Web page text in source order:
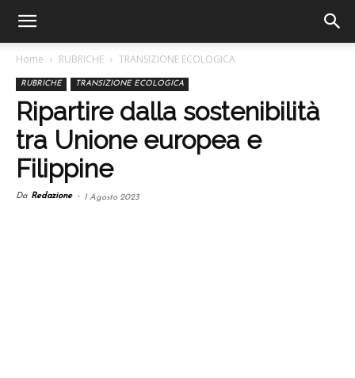
Home RUBRICHE TRANSIZIONE ECOLOGICA
RUBRICHE TRANSIZIONE ECOLOGICA
Ripartire dalla sostenibilità
tra Unione europea e
Filippine
Da Redazione - 1 Agosto 2023